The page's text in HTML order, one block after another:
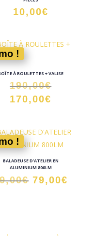
10,00€
!
À ROULETTES + VALISE
190,00€Le
170,00€
est :
!
BALADEUSE D’ATELIER EN
ALUMINIUM 800LM
€ Le
79,00€